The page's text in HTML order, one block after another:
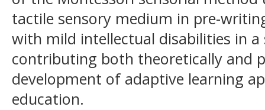
tactile sensory medium in pre-
with mild intellectual disabilities in a
contributing both theoretically and
development of adaptive learning
education.